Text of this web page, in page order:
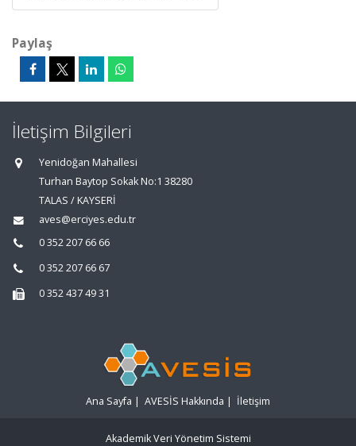
Paylaş
İletişim Bilgileri
Yenidoğan Mahallesi
Turhan Baytop Sokak No:1 38280
TALAS / KAYSERİ
aves@erciyes.edu.tr
0 352 207 66 66
0 352 207 66 67
0 352 437 49 31
Ana Sayfa | AVESİS Hakkında | İletişim
Akademik Veri Yönetim Sistemi